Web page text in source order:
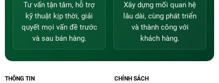
Tư vấn tận tâm, hỗ trợ
kỹ thuật kịp thời, giải
quyết mọi vấn đề trước
và sau bán hàng.
Xây dựng mối quan hệ
lâu dài, cùng phát triển
và thành công với
khách hàng.
THÔNG TIN CHÍNH SÁCH